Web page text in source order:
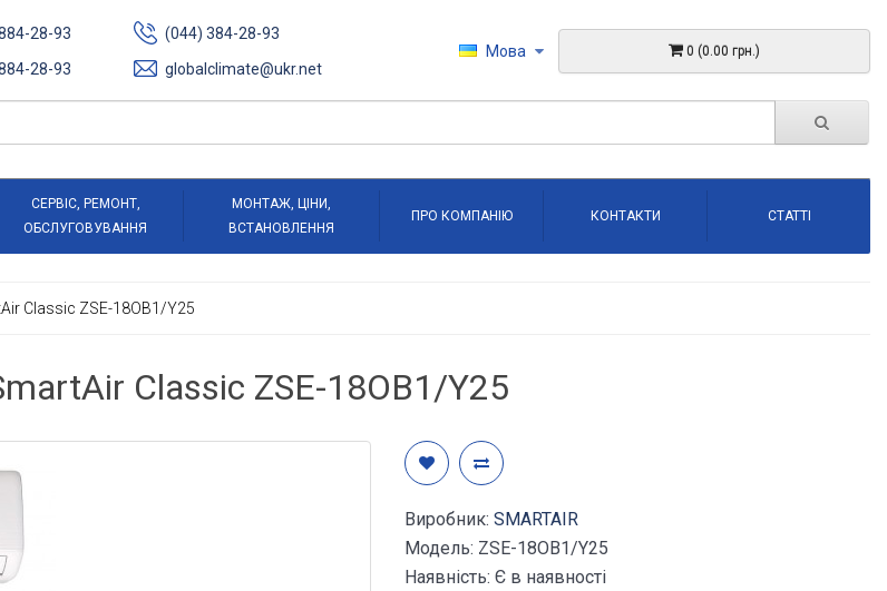
28-93
28-93
(044) 384-28-93
globalclimate@ukr.net
0 (0.00 грн.)
Мова
СЕРВІС, РЕМОНТ,
ОБСЛУГОВУВАННЯ
МОНТАЖ, ЦІНИ,
ВСТАНОВЛЕННЯ
ПРО КОМПАНІЮ КОНТАКТИ СТАТТІ
Classic ZSE-18OB1/Y25
Classic ZSE-18OB1/Y25
Виробник: SMARTAIR
Модель: ZSE-18OB1/Y25
Наявність: Є в наявності